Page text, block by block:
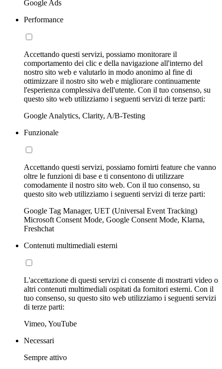
Google Ads
Performance
Accettando questi servizi, possiamo monitorare il
comportamento dei clic e della navigazione all'interno del
nostro sito web e valutarlo in modo anonimo al fine di
ottimizzare il nostro sito web e migliorare continuamente
l'esperienza complessiva dell'utente. Con il tuo consenso, su
questo sito web utilizziamo i seguenti servizi di terze parti:
Google Analytics, Clarity, A/B-Testing
Funzionale
Accettando questi servizi, possiamo fornirti feature che vanno
oltre le funzioni di base e ti consentono di utilizzare
comodamente il nostro sito web. Con il tuo consenso, su
questo sito web utilizziamo i seguenti servizi di terze parti:
Google Tag Manager, UET (Universal Event Tracking)
Microsoft Consent Mode, Google Consent Mode, Klarna,
Freshchat
Contenuti multimediali esterni
L'accettazione di questi servizi ci consente di mostrarti video o
altri contenuti multimediali ospitati da fornitori esterni. Con il
tuo consenso, su questo sito web utilizziamo i seguenti servizi
di terze parti:
Vimeo, YouTube
Necessari
Sempre attivo